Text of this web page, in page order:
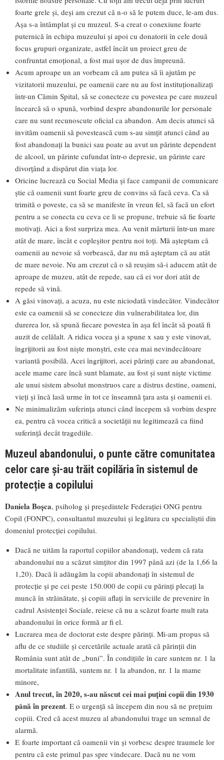
foarte grele și, deși am crezut că n-o să le putem duce, le-am dus.
Așa s-a întâmplat și cu muzeul. S-a creat o conexiune foarte
puternică în echipa muzeului și apoi cu donatorii în cele două
focus grupuri organizate, astfel încât un proiect greu de
confruntat emoțional, a fost mai ușor de dus împreună.
Acum aproape un an vorbeam că am putea să îi ajutăm pe
vizitatorii muzeului, pe oamenii care nu au fost instituționalizați
într-un Cămin Spital, să se conecteze cu povestea pe care muzeul
încearcă să o spună, vorbind despre abandonurile lor personale
care nu sunt recunoscute oficial ca abandon. Am decis atunci să
invităm oamenii să povestească cum s-au simțit atunci când au
fost abandonați la bunici sau poate au avut un părinte dependent
de alcool, un părinte cufundat într-o depresie, un părinte care
divorțând a dispărut din viața lor.
Oricine lucrează cu Social Media și face campanii de comunicare
știe că oamenii sunt foarte greu de convins să facă ceva. Ca să
trimită o poveste, ca să se manifeste în vreun fel, să facă un efort
pentru a se conecta cu ceva ce li se propune, trebuie să fie foarte
motivați. Aici a fost surpriza mea. Au venit mărturii într-un mare
atât de mare, încât e copleșitor pentru noi toți. Mă așteptam că
oamenii au nevoie să vorbească, dar nu mă așteptam că au atât
de mare nevoie. Nu am crezut că o să reușim să-i aducem atât de
aproape de muzeu, atât de repede, sau că ei vor dori atât de
repede să vină.
A găsi vinovați, a acuza, nu este niciodată vindecător. Vindecător
este ca oamenii să se conecteze din vulnerabilitatea lor, din
durerea lor, să spună fiecare povestea în așa fel încât să poată fi
auzit de celălalt. A ridica vocea și a spune x sau y este vinovat,
îngrijitorii au fost niște monștri, este cea mai nevindecătoare
variantă posibilă. Acei îngrijitori, acei părinți care au abandonat,
acele mame care încă sunt blamate, au fost și sunt niște victime
ale unui sistem absolut monstruos care a distrus destine, oameni,
vieți și încă lasă urme în tot ce înseamnă țara asta și oamenii ei.
Ne minimalizăm suferința atunci când începem să vorbim despre
ea, pentru că vocea critică a societății nu legitimează ca fiind
suferință decât tragediile.
Muzeul abandonului, o punte către comunitatea
celor care și-au trăit copilăria în sistemul de
protecție a copilului
Daniela Boșca, psiholog și președintele Federației ONG pentru
Copil (FONPC), consultantul muzeului și legătura cu specialiștii din
domeniul protecției copilului.
Dacă ne uităm la raportul copiilor abandonați, vedem că rata
abandonului nu a scăzut simțitor din 1997 până azi (de la 1,66 la
1,20). Dacă îi adăugăm la copii abandonați în sistemul de
protecție și pe cei peste 150.000 de copii cu părinți plecați la
muncă în străinătate, și copiii aflați în serviciile de prevenire în
cadrul Asistenței Sociale, reiese că nu a scăzut foarte mult rata
abandonului în orice formă ar fi el.
Lucrarea mea de doctorat este despre părinți. Mi-am propus să
aflu de ce studiile și cercetările actuale arată că părinții din
România sunt atât de „buni”. În condițiile în care suntem nr. 1 la
mortalitate infantilă, suntem nr. 1 la abandon, nr. 1 la mame
minore,
Anul trecut, în 2020, s-au născut cei mai puțini copii din 1930
până în prezent. E o urgență să începem din nou să ne prețuim
copiii. Cred că acest muzeu al abandonului trage un semnal de
alarmă.
E foarte important că oamenii vin și vorbesc despre traumele lor
pentru că este primul pas spre vindecare. Dacă nu ne vom